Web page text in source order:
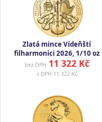
Zlatá mince Vídeňští
filharmonici 2026, 1/10 oz
bez DPH 11 322 Kč
s DPH 11 322 Kč